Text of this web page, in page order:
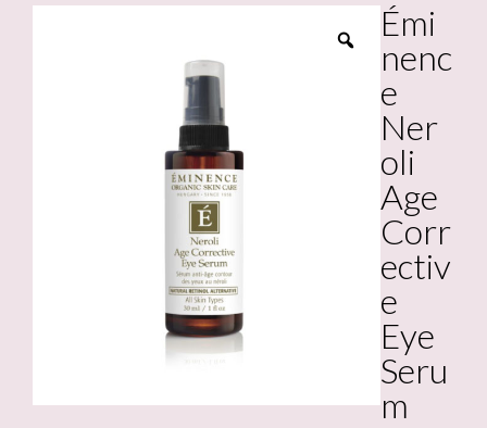
Émi
nenc
e
Ner
oli
Age
Corr
ectiv
e
Eye
Seru
m